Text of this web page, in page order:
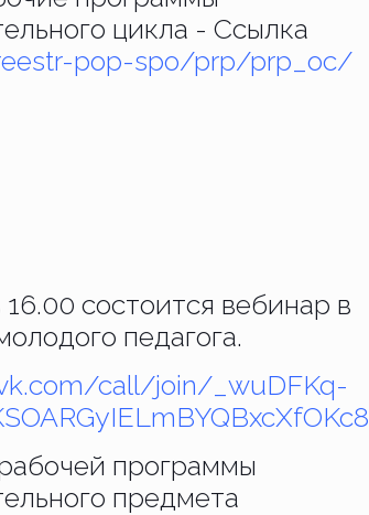
цикла - Ссылка
pop-spo/prp/prp_oc/
состоится вебинар в
педагога.
call/join/_wuDFKq-
программы
предмета